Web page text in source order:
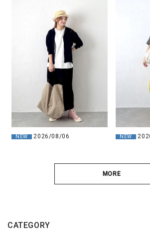
NEW 2026/08/06 NEW
MORE
CATEGORY